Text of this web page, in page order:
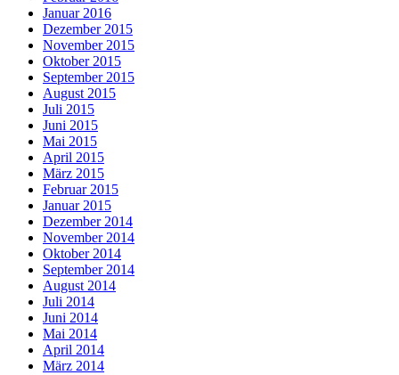
Januar 2016
Dezember 2015
November 2015
Oktober 2015
September 2015
August 2015
Juli 2015
Juni 2015
Mai 2015
April 2015
März 2015
Februar 2015
Januar 2015
Dezember 2014
November 2014
Oktober 2014
September 2014
August 2014
Juli 2014
Juni 2014
Mai 2014
April 2014
März 2014